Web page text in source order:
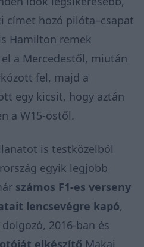
címet hozó pilóta–csapat
Hamilton remek
a Mercedestől, miután
fel, majd a
egy kicsit, hogy aztán
a W15-östől.
is testközelből
egyik legjobb
számos F1-es verseny
lencsevégre kapó,
2016-ban és